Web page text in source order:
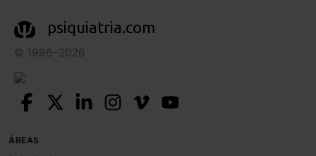
psiquiatria.com
© 1996–2026
ÁREAS